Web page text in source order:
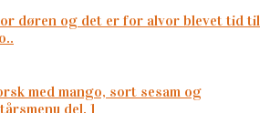
døren og det er for alvor blevet tid til